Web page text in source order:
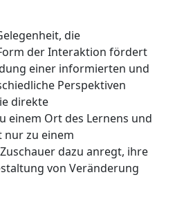
die
der Interaktion fördert
einer informierten und
Perspektiven
direkte
einem Ort des Lernens und
zu einem
dazu anregt, ihre
von Veränderung